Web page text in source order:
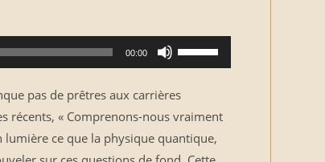
00:00
Utilisez
les
haut/bas
pour
augmenter
pas de prêtres aux carrières
récents, « Comprenons-nous vraiment
lumière ce que la physique quantique,